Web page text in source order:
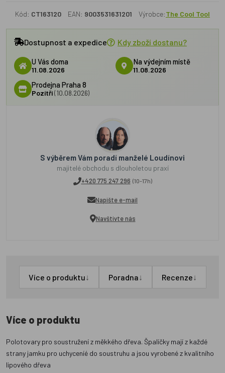
Kód: CT163120 EAN: 9003531631201 Výrobce:The Cool Tool
Dostupnost a expedice Kdy zboží dostanu?
U Vás doma
11.08.2026
Na výdejním místě
11.08.2026
Prodejna Praha 8
Pozítří(10.08.2026)
S výběrem Vám poradí manželé Loudínovi
majitelé obchodu s dlouholetou praxí
+420 775 247 296 (10-17h)
Napište e-mail
Navštivte nás
Více o produktu↓ Poradna↓ Recenze↓
Více o produktu
Polotovary pro soustružení z měkkého dřeva. Špalíčky mají z každé
strany jamku pro uchyceníé do soustruhu a jsou vyrobené z kvalitního
lipového dřeva